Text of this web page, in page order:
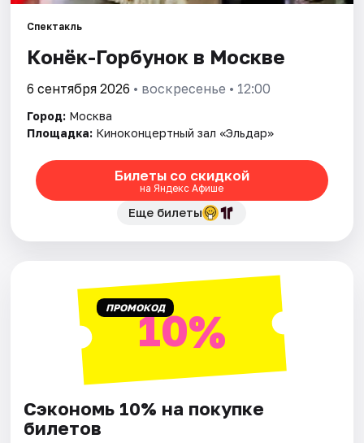
Спектакль
Конёк-Горбунок в Москве
6 сентября 2026 • воскресенье • 12:00
Город: Москва
Площадка: Киноконцертный зал «Эльдар»
Билеты со скидкой
на Яндекс Афише
Еще билеты
ПРОМОКОД10%
Сэкономь 10% на покупке
билетов